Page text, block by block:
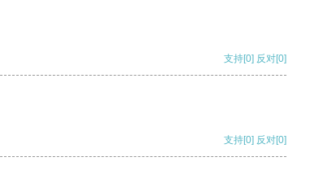
支持[0] 反对[0]
支持[0] 反对[0]